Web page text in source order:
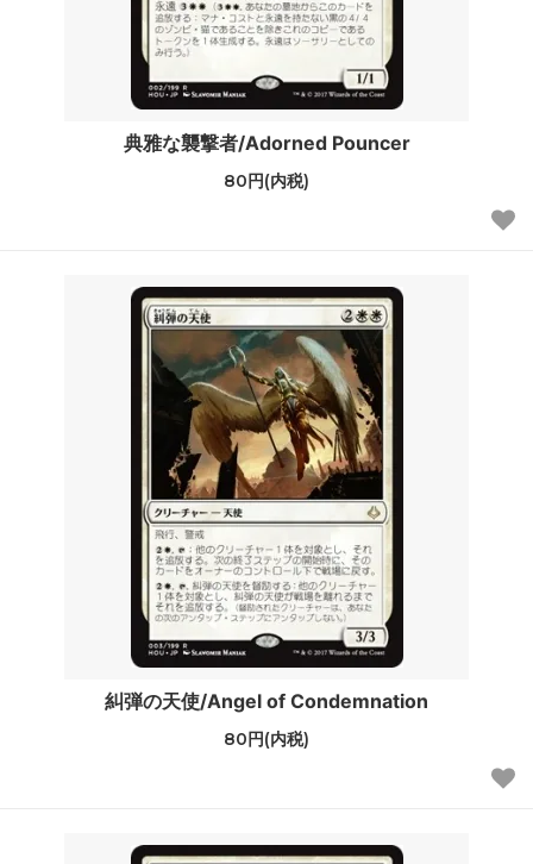
典雅な襲撃者/Adorned Pouncer
80円(内税)
糾弾の天使/Angel of Condemnation
80円(内税)